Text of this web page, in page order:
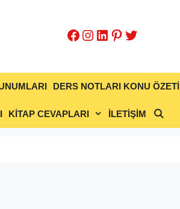
Facebook
Instagram
LinkedIn
Pinterest
Twitter
DERS NOTLARI KONU ÖZETİ
KİTAP CEVAPLARI İLETİŞİM